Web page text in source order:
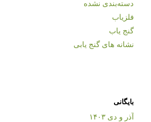
دسته‌بندی نشده
فلزیاب
گنج یاب
نشانه های گنج یابی
بایگانی
آذر و دی ۱۴۰۳